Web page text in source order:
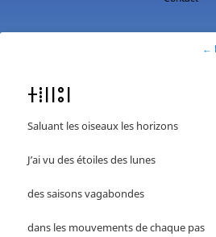
←
ⵜⵂⵏⵏⵓⵏ
Saluant les oiseaux les horizons
J’ai vu des étoiles des lunes
des saisons vagabondes
dans les mouvements de chaque pas